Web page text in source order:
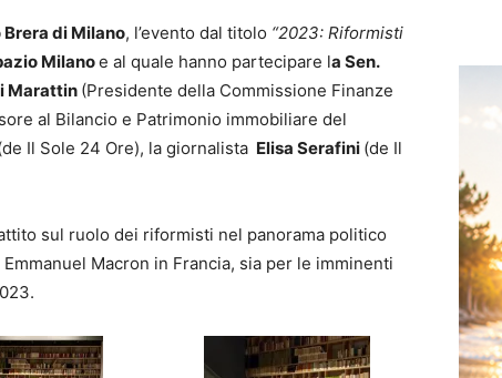
di Milano, l’evento dal titolo “2023: Riformisti
Milanoe al quale hanno partecipare la Sen.
Marattin (Presidente della Commissione Finanze
al Bilancio e Patrimonio immobiliare del
Il Sole 24 Ore), la giornalista Elisa Serafini (de Il
sul ruolo dei riformisti nel panorama politico
Macron in Francia, sia per le imminenti